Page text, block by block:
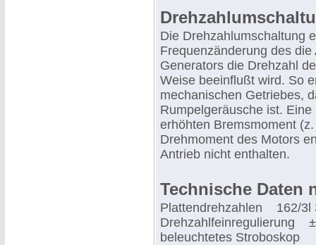
Die Drehzahlumschaltung
Frequenzänderung des
Generators die Drehzahl
Weise beeinflußt wird. So
mechanischen Getriebes,
Rumpelgeräusche ist.
erhöhten Bremsmoment
Drehmoment des Motors
Antrieb nicht enthalten.
Technische Daten
Plattendrehzahlen 162/3l
Drehzahlfeinregulierung ±
beleuchtetes Stroboskop